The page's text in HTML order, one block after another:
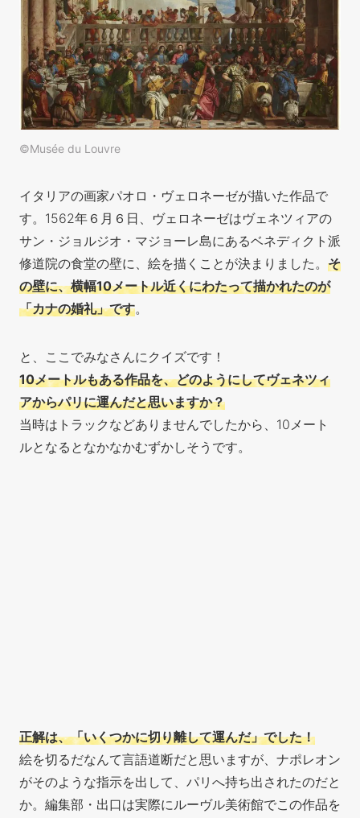
©Musée du Louvre
イタリアの画家パオロ・ヴェロネーゼが描いた作品で
す。1562年６月６日、ヴェロネーゼはヴェネツィアの
サン・ジョルジオ・マジョーレ島にあるベネディクト派
修道院の食堂の壁に、絵を描くことが決まりました。 そ
の壁に、横幅10メートル近くにわたって描かれたのが
「カナの婚礼」です。
と、ここでみなさんにクイズです！
10メートルもある作品を、どのようにしてヴェネツィ
アからパリに運んだと思いますか？
当時はトラックなどありませんでしたから、10メート
ルとなるとなかなかむずかしそうです。
正解は、「いくつかに切り離して運んだ」でした！
絵を切るだなんて言語道断だと思いますが、ナポレオン
がそのような指示を出して、パリへ持ち出されたのだと
か。編集部・出口は実際にルーヴル美術館でこの作品を